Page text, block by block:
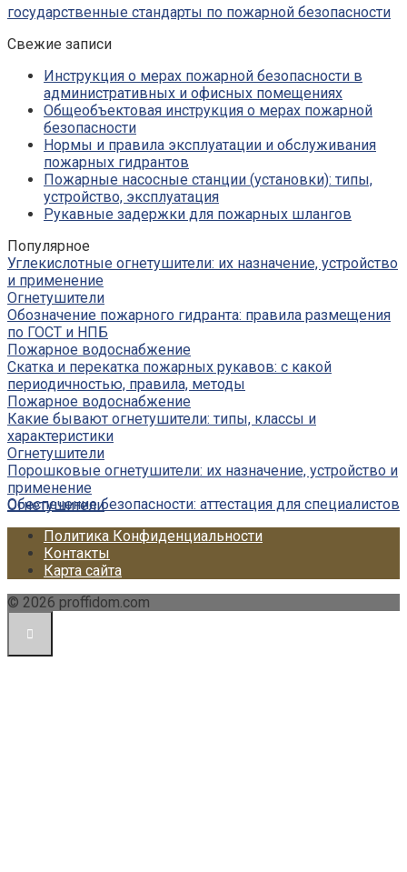
государственные стандарты по пожарной безопасности
Свежие записи
Инструкция о мерах пожарной безопасности в
административных и офисных помещениях
Общеобъектовая инструкция о мерах пожарной
безопасности
Нормы и правила эксплуатации и обслуживания
пожарных гидрантов
Пожарные насосные станции (установки): типы,
устройство, эксплуатация
Рукавные задержки для пожарных шлангов
Популярное
Углекислотные огнетушители: их назначение, устройство
и применение
Огнетушители
Обозначение пожарного гидранта: правила размещения
по ГОСТ и НПБ
Пожарное водоснабжение
Скатка и перекатка пожарных рукавов: с какой
периодичностью, правила, методы
Пожарное водоснабжение
Какие бывают огнетушители: типы, классы и
характеристики
Огнетушители
Порошковые огнетушители: их назначение, устройство и
применение
Огнетушители
Обеспечение безопасности: аттестация для специалистов
Политика Конфиденциальности
Контакты
Карта сайта
© 2026 proffidom.com